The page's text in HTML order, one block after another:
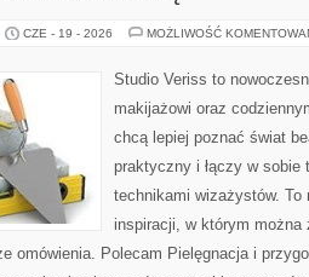
CZE - 19 - 2026 MOŻLIWOŚĆ
Studio Veriss to
makijażowi oraz
chcą lepiej poznać świat
praktyczny i łączy w sobie
technikami wizażystów. To
inspiracji, w którym można
omówienia. Polecam Pielęgnacja i